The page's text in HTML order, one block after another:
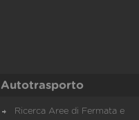
Autotrasporto
Ricerca Aree di Fermata e